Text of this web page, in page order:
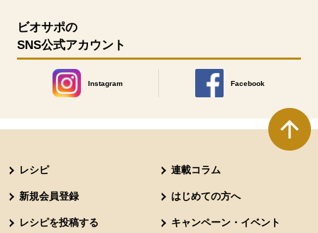
ビオサポの
SNS公式アカウント
Instagram
別のウィンドウで開きます。
Facebook
別のウィンドウで開きます
レシピ 連載コラム
新規会員登録 はじめての方へ
レシピを投稿する キャンペーン・イベント